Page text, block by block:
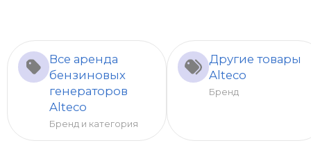
Все аренда
бензиновых
генераторов
Alteco
Бренд и категория
Другие товары
Alteco
Бренд